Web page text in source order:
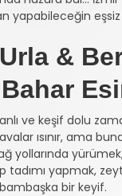
yapabileceğin
&
ve keşif dolu
ısınır, ama
yollarında
tadımı yapmak,
bir keyif.